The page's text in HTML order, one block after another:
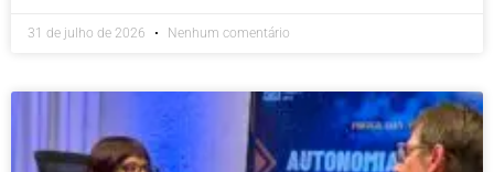
31 de julho de 2026 Nenhum comentário